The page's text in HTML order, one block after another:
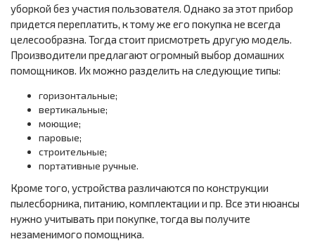
уборкой без участия пользователя. Однако за этот прибор
придется переплатить, к тому же его покупка не всегда
целесообразна. Тогда стоит присмотреть другую модель.
Производители предлагают огромный выбор домашних
помощников. Их можно разделить на следующие типы:
горизонтальные;
вертикальные;
моющие;
паровые;
строительные;
портативные ручные.
Кроме того, устройства различаются по конструкции
пылесборника, питанию, комплектации и пр. Все эти нюансы
нужно учитывать при покупке, тогда вы получите
незаменимого помощника.